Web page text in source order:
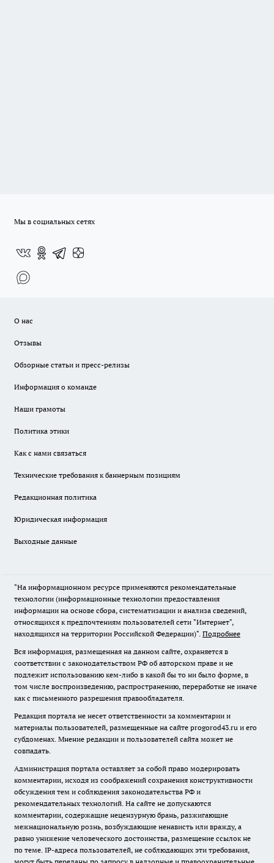
Мы в социальных сетях
О нас
Отзывы
Обзорные статьи и пресс-релизы
Информация о команде
Наши грамоты
Политика этики
Как с нами связаться
Технические требования к баннерным позициям
Редакционная политика
Юридическая информация
Выходные данные
"На информационном ресурсе применяются рекомендательные
технологии (информационные технологии предоставления
информации на основе сбора, систематизации и анализа сведений,
относящихся к предпочтениям пользователей сети "Интернет",
находящихся на территории Российской Федерации)". Подробнее
Вся информация, размещенная на данном сайте, охраняется в
соответствии с законодательством РФ об авторском праве и не
подлежит использованию кем-либо в какой бы то ни было форме, в
том числе воспроизведению, распространению, переработке не иначе
как с письменного разрешения правообладателя.
Редакция портала не несет ответственности за комментарии и
материалы пользователей, размещенные на сайте progorod43.ru и его
субдоменах. Мнение редакции и пользователей сайта может не
совпадать.
Администрация портала оставляет за собой право модерировать
комментарии, исходя из соображений сохранения конструктивности
обсуждения тем и соблюдения законодательства РФ и
рекомендательных технологий. На сайте не допускаются
комментарии, содержащие нецензурную брань, разжигающие
межнациональную рознь, возбуждающие ненависть или вражду, а
равно унижение человеческого достоинства, размещение ссылок не
по теме. IP-адреса пользователей, не соблюдающих эти требования,